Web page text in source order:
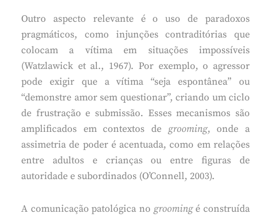
Outro aspecto relevante é o uso de paradoxos
pragmáticos, como injunções contraditórias que
colocam a vítima em situações impossíveis
(Watzlawick et al., 1967). Por exemplo, o agressor
pode exigir que a vítima “seja espontânea” ou
“demonstre amor sem questionar”, criando um ciclo
de frustração e submissão. Esses mecanismos são
amplificados em contextos de grooming, onde a
assimetria de poder é acentuada, como em relações
entre adultos e crianças ou entre figuras de
autoridade e subordinados (O’Connell, 2003).
A comunicação patológica no groomingé construída